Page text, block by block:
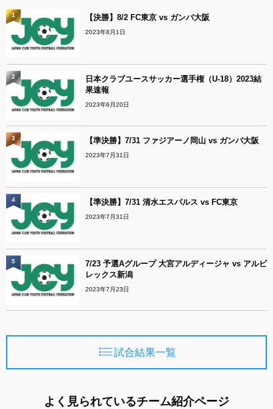
【決勝】8/2 FC東京 vs ガンバ大阪
2023年8月1日
1
日本クラブユースサッカー選手権（U-18）2023結
果速報
2023年6月20日
2
【準決勝】7/31 ファジアーノ岡山 vs ガンバ大阪
2023年7月31日
3
【準決勝】7/31 清水エスパルス vs FC東京
2023年7月31日
4
7/23 予選Aグループ 大宮アルディージャ vs アルビ
レックス新潟
2023年7月23日
5
試合結果一覧
よく見られているチーム紹介ページ